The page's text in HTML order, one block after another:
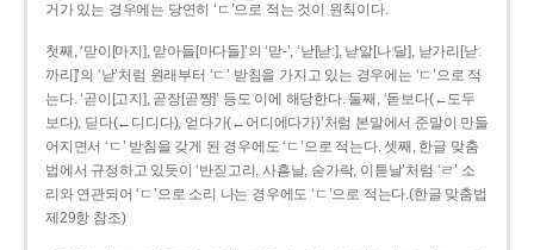
거가 있는 경우에는 당연히 ‘ㄷ’으로 적는 것이 원칙이다.
첫째, ‘맏이[마지], 맏아들[마다들]’의 ‘맏-’, ‘낟[낟ː], 낟알[나ː달], 낟가리[낟ː
까리]’의 ‘낟’처럼 원래부터 ‘ㄷ’ 받침을 가지고 있는 경우에는 ‘ㄷ’으로 적
는다. ‘곧이[고지], 곧장[곧짱]’ 등도 이에 해당한다. 둘째, ‘돋보다(←도두
보다), 딛다(←디디다), 얻다가(←어디에다가)’처럼 본말에서 준말이 만들
어지면서 ‘ㄷ’ 받침을 갖게 된 경우에도 ‘ㄷ’으로 적는다. 셋째, 한글 맞춤
법에서 규정하고 있듯이 ‘반짇고리, 사흗날, 숟가락, 이튿날’처럼 ‘ㄹ’ 소
리와 연관되어 ‘ㄷ’으로 소리 나는 경우에도 ‘ㄷ’으로 적는다.(한글 맞춤법
제29항 참조)